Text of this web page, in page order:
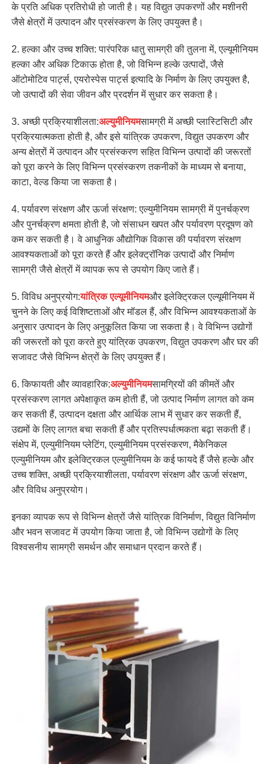
के प्रति अधिक प्रतिरोधी हो जाती है। यह विद्युत उपकरणों और मशीनरी
जैसे क्षेत्रों में उत्पादन और प्रसंस्करण के लिए उपयुक्त है।
2. हल्का और उच्च शक्ति: पारंपरिक धातु सामग्री की तुलना में, एल्यूमीनियम
हल्का और अधिक टिकाऊ होता है, जो विभिन्न हल्के उत्पादों, जैसे
ऑटोमोटिव पार्ट्स, एयरोस्पेस पार्ट्स इत्यादि के निर्माण के लिए उपयुक्त है,
जो उत्पादों की सेवा जीवन और प्रदर्शन में सुधार कर सकता है।
3. अच्छी प्रक्रियाशीलता:अल्युमीनियमसामग्री में अच्छी प्लास्टिसिटी और
प्रक्रियात्मकता होती है, और इसे यांत्रिक उपकरण, विद्युत उपकरण और
अन्य क्षेत्रों में उत्पादन और प्रसंस्करण सहित विभिन्न उत्पादों की जरूरतों
को पूरा करने के लिए विभिन्न प्रसंस्करण तकनीकों के माध्यम से बनाया,
काटा, वेल्ड किया जा सकता है।
4. पर्यावरण संरक्षण और ऊर्जा संरक्षण: एल्युमीनियम सामग्री में पुनर्चक्रण
और पुनर्चक्रण क्षमता होती है, जो संसाधन खपत और पर्यावरण प्रदूषण को
कम कर सकती है। वे आधुनिक औद्योगिक विकास की पर्यावरण संरक्षण
आवश्यकताओं को पूरा करते हैं और इलेक्ट्रॉनिक उत्पादों और निर्माण
सामग्री जैसे क्षेत्रों में व्यापक रूप से उपयोग किए जाते हैं।
5. विविध अनुप्रयोग:यांत्रिक एल्यूमीनियमऔर इलेक्ट्रिकल एल्यूमीनियम में
चुनने के लिए कई विशिष्टताओं और मॉडल हैं, और विभिन्न आवश्यकताओं के
अनुसार उत्पादन के लिए अनुकूलित किया जा सकता है। वे विभिन्न उद्योगों
की जरूरतों को पूरा करते हुए यांत्रिक उपकरण, विद्युत उपकरण और घर की
सजावट जैसे विभिन्न क्षेत्रों के लिए उपयुक्त हैं।
6. किफायती और व्यावहारिक:अल्युमीनियमसामग्रियों की कीमतें और
प्रसंस्करण लागत अपेक्षाकृत कम होती हैं, जो उत्पाद निर्माण लागत को कम
कर सकती हैं, उत्पादन दक्षता और आर्थिक लाभ में सुधार कर सकती हैं,
उद्यमों के लिए लागत बचा सकती हैं और प्रतिस्पर्धात्मकता बढ़ा सकती हैं।
संक्षेप में, एल्युमीनियम प्लेटिंग, एल्युमीनियम प्रसंस्करण, मैकेनिकल
एल्युमीनियम और इलेक्ट्रिकल एल्युमीनियम के कई फायदे हैं जैसे हल्के और
उच्च शक्ति, अच्छी प्रक्रियाशीलता, पर्यावरण संरक्षण और ऊर्जा संरक्षण,
और विविध अनुप्रयोग।
इनका व्यापक रूप से विभिन्न क्षेत्रों जैसे यांत्रिक विनिर्माण, विद्युत विनिर्माण
और भवन सजावट में उपयोग किया जाता है, जो विभिन्न उद्योगों के लिए
विश्वसनीय सामग्री समर्थन और समाधान प्रदान करते हैं।